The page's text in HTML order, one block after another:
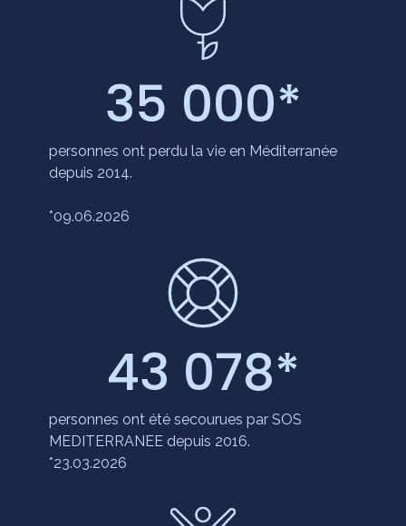
35 000*
personnes ont perdu la vie en Méditerranée
depuis 2014.
*09.06.2026
43 078*
personnes ont été secourues par SOS
MEDITERRANEE depuis 2016.
*23.03.2026